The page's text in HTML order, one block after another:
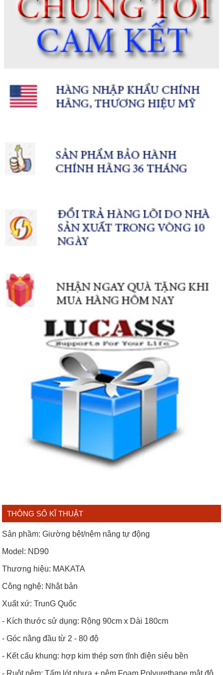
THÔNG SỐ KĨ THUẬT
Sản phầm: Giường bệt/nệm nâng tự động
Model: ND90
Thương hiệu: MAKATA
Công nghệ: Nhật bản
Xuất xứ: TrunG Quốc
- Kích thước sử dụng: Rộng 90cm x Dài 180cm
- Góc nâng đầu từ 2 - 80 độ
- Kết cấu khung: hợp kim thép sơn tĩnh điện siêu bền